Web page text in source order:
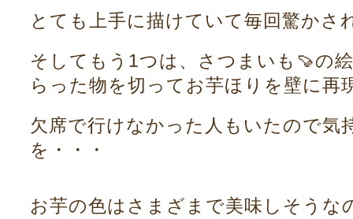
とても上手に描けていて毎回驚かさ
そしてもう1つは、さつまいも🍠の
らった物を切ってお芋ほりを壁に再
欠席で行けなかった人もいたので気
を・・・
お芋の色はさまざまで美味しそうな